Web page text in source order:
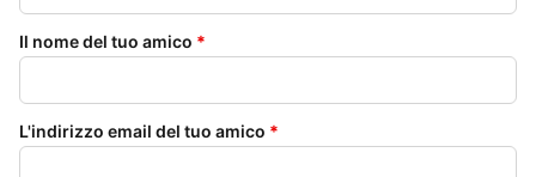
Il nome del tuo amico *
L'indirizzo email del tuo amico *